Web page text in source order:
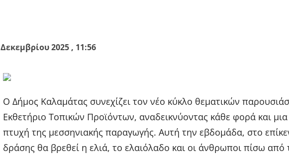
2025 , 11:56
Ο Δήμος Καλαμάτας συνεχίζει τον νέο κύκλο θεματικών
Εκθετήριο Τοπικών Προϊόντων, αναδεικνύοντας κάθε φορά και
πτυχή της μεσσηνιακής παραγωγής. Αυτή την εβδομάδα, στο
δράσης θα βρεθεί η ελιά, το ελαιόλαδο και οι άνθρωποι πίσω